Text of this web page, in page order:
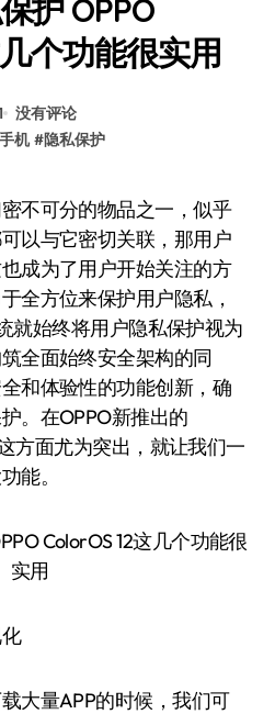
护 OPPO
个功能很实用
没有评论
手机 #隐私保护
以与它密切关联，那用户
成为了用户开始关注的方
全方位来保护用户隐私，
就始终将用户隐私保护视为
全面始终安全架构的同
和体验性的功能创新，确
。在OPPO新推出的
方面尤为突出，就让我们一
能。
量APP的时候，我们可